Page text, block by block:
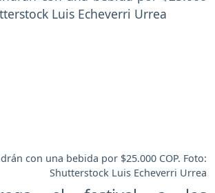
con una bebida por $25.000 COP. Foto:
Shutterstock Luis Echeverri Urrea